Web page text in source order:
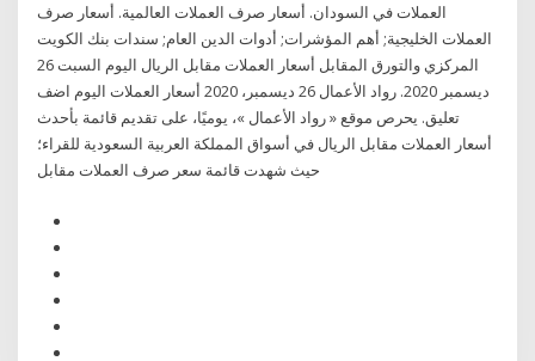
العملات في السودان. أسعار صرف العملات العالمية. أسعار صرف
العملات الخليجية; أهم المؤشرات; أدوات الدين العام; سندات بنك الكويت
المركزي والتورق المقابل أسعار العملات مقابل الريال اليوم السبت 26
ديسمبر 2020. رواد الأعمال 26 ديسمبر، 2020 أسعار العملات اليوم اضف
تعليق. يحرص موقع « رواد الأعمال »، يوميًا، على تقديم قائمة بأحدث
أسعار العملات مقابل الريال في أسواق المملكة العربية السعودية للقراء؛
حيث شهدت قائمة سعر صرف العملات مقابل